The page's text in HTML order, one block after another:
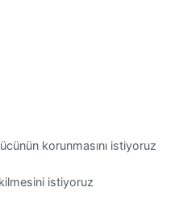
korunmasını istiyoruz
istiyoruz